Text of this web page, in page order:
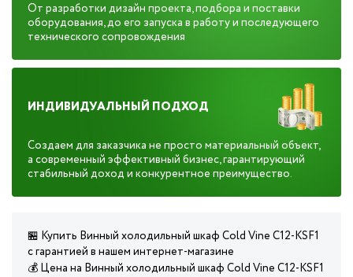
От разработки дизайн проекта, подбора и поставки
оборудования, до его запуска в работу и последующего
технического сопровождения
ИНДИВИДУАЛЬНЫЙ ПОДХОД
Создаем для заказчика не просто материальный объект,
а современный эффективный бизнес, гарантирующий
стабильный доход и конкурентное преимущество.
🏪 Купить Винный холодильный шкаф Cold Vine C12-KSF1
с гарантией в нашем интернет-магазине
💰 Цена на Винный холодильный шкаф Cold Vine C12-KSF1